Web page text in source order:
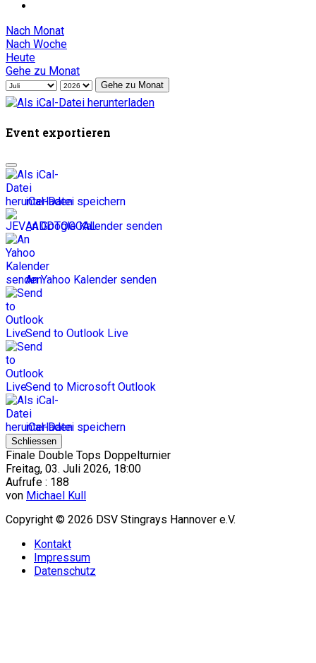
Nach Monat
Nach Woche
Heute
Gehe zu Monat
Gehe zu Monat
Event exportieren
iCal-Datei speichern
An Google Kalender senden
An Yahoo Kalender senden
Send to Outlook Live
Send to Microsoft Outlook
iCal-Datei speichern
Schliessen
Finale Double Tops Doppelturnier
Freitag, 03. Juli 2026, 18:00
Aufrufe : 188
von Michael Kull
Copyright © 2026 DSV Stingrays Hannover e.V.
Kontakt
Impressum
Datenschutz